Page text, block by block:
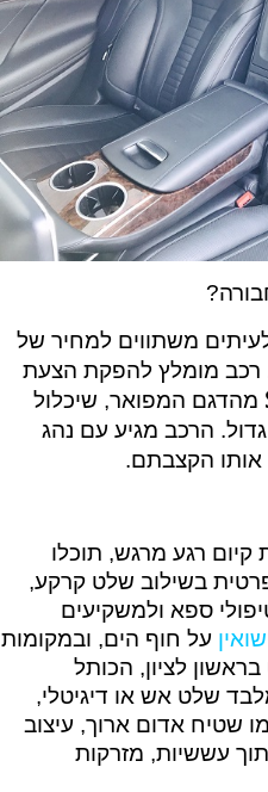
משתווים למחיר של
רכב מומלץ להפקת הצעת
מהדגם המפואר, שיכלול
הרכב מגיע עם נהג
אותו הקצבתם.
רגע מרגש, תוכלו
בשילוב שלט קרקע,
ספא ולמשקיעים
על חוף הים, ובמקומות
לציון, הכותל
שלט אש או דיגיטלי,
שטיח אדום ארוך, עיצוב
עששיות, מזרקות